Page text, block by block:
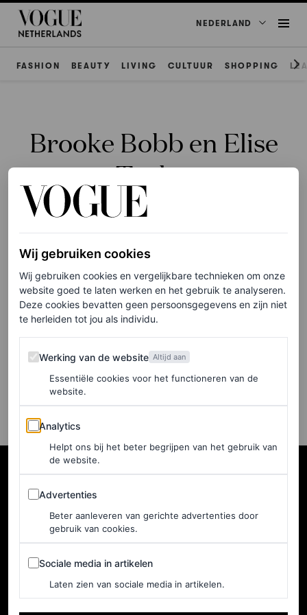
NEDERLAND
FASHION BEAUTY LIVING CULTUUR SHOPPING
Brooke Bobb en Elise
Taylor
WEDDINGS
Hoeveel moet je uitgeven
aan een huwelijkscadeau?
BROOKE BOBB EN ELISE TAYLOR
NEDERLAND
Wij gebruiken cookies
Wij gebruiken cookies en vergelijkbare technieken om onze
website goed te laten werken en het gebruik te analyseren.
Deze cookies bevatten geen persoonsgegevens en zijn niet
te herleiden tot jou als individu.
Werking van de website
Werking van de website Altijd aan
Essentiële cookies voor het functioneren van de
website.
Analytics
Analytics
Helpt ons bij het beter begrijpen van het gebruik van
de website.
Advertenties
Advertenties
Beter aanleveren van gerichte advertenties door
gebruik van cookies.
Sociale media in artikelen
Sociale media in artikelen
Laten zien van sociale media in artikelen.